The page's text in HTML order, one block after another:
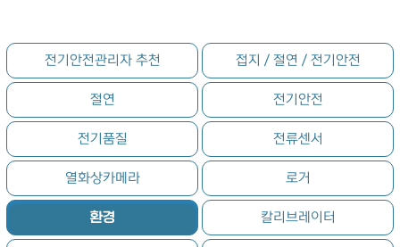
전기안전관리자 추천 접지／절연／전기안전
절연 전기안전
전기품질 전류센서
열화상카메라 로거
환경 칼리브레이터